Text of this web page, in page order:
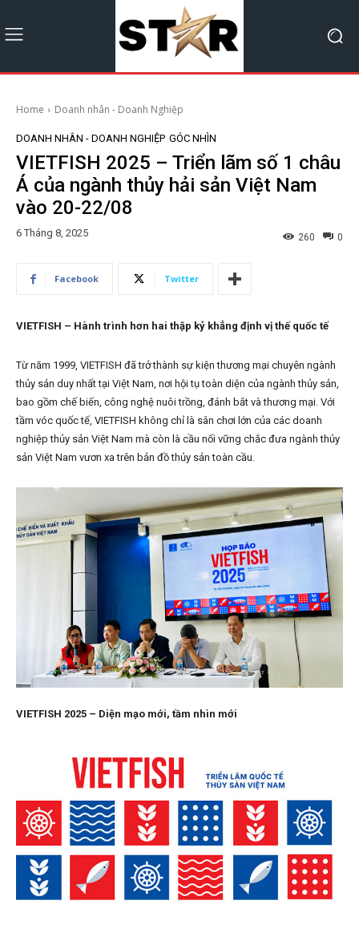
Home Doanh nhân - Doanh Nghiệp
DOANH NHÂN - DOANH NGHIỆP GÓC NHÌN
VIETFISH 2025 – Triển lãm số 1 châu
Á của ngành thủy hải sản Việt Nam
vào 20-22/08
6 Tháng 8, 2025 0
260
Facebook Twitter
VIETFISH – Hành trình hơn hai thập kỷ khẳng định vị thế quốc tế
Từ năm 1999, VIETFISH đã trở thành sự kiện thương mại chuyên ngành
thủy sản duy nhất tại Việt Nam, nơi hội tụ toàn diện của ngành thủy sản,
bao gồm chế biến, công nghệ nuôi trồng, đánh bắt và thương mại. Với
tầm vóc quốc tế, VIETFISH không chỉ là sân chơi lớn của các doanh
nghiệp thủy sản Việt Nam mà còn là cầu nối vững chắc đưa ngành thủy
sản Việt Nam vươn xa trên bản đồ thủy sản toàn cầu.
VIETFISH 2025 – Diện mạo mới, tầm nhìn mới